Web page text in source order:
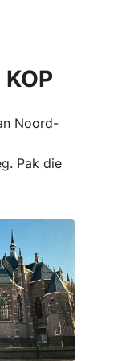
Noord-
Pak die